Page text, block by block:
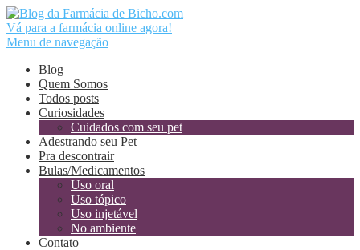
Vá para a farmácia online agora!
Menu de navegação
Blog
Quem Somos
Todos posts
Curiosidades
Cuidados com seu pet
Adestrando seu Pet
Pra descontrair
Bulas/Medicamentos
Uso oral
Uso tópico
Uso injetável
No ambiente
Contato